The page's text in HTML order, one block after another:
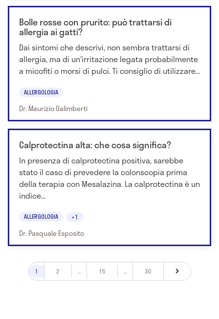
Bolle rosse con prurito: può trattarsi di
allergia ai gatti?
Dai sintomi che descrivi, non sembra trattarsi di
allergia, ma di un'irritazione legata probabilmente
a micofiti o morsi di pulci. Ti consiglio di utilizzare...
ALLERGOLOGIA
Dr. Maurizio Galimberti
Calprotectina alta: che cosa significa?
In presenza di calprotectina positiva, sarebbe
stato il caso di prevedere la colonscopia prima
della terapia con Mesalazina. La calprotectina è un
indice...
ALLERGOLOGIA +1
Dr. Pasquale Esposito
1 2 ... 15 ... 30